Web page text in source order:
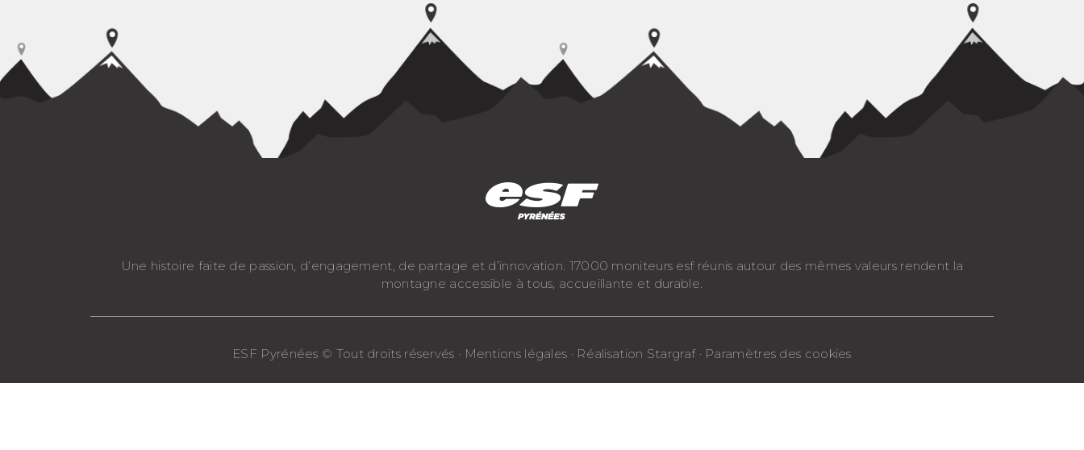
Une histoire faite de passion, d’engagement, de partage et d’innovation. 17000 moniteurs esf réunis autour des mêmes valeurs rendent la
montagne accessible à tous, accueillante et durable.
ESF Pyrénées © Tout droits réservés · Mentions légales · Réalisation Stargraf · Paramètres des cookies